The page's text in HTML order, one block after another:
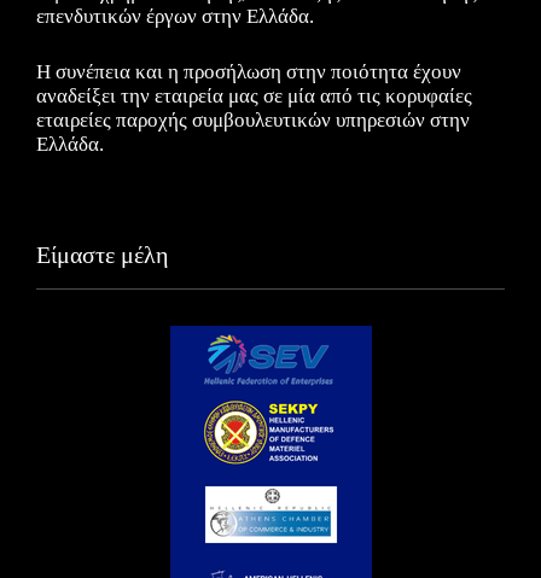
επενδυτικών έργων στην Ελλάδα.
Η συνέπεια και η προσήλωση στην ποιότητα έχουν
αναδείξει την εταιρεία μας σε μία από τις κορυφαίες
εταιρείες παροχής συμβουλευτικών υπηρεσιών στην
Ελλάδα.
Είμαστε μέλη